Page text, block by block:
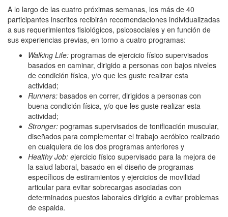
A lo largo de las cuatro próximas semanas, los más de 40
participantes inscritos recibirán recomendaciones individualizadas
a sus requerimientos fisiológicos, psicosociales y en función de
sus experiencias previas, en torno a cuatro programas:
Walking Life: programas de ejercicio físico supervisados
basados en caminar, dirigido a personas con bajos niveles
de condición física, y/o que les guste realizar esta
actividad;
Runners: basados en correr, dirigidos a personas con
buena condición física, y/o que les guste realizar esta
actividad;
Stronger: pogramas supervisados de tonificación muscular,
diseñados para complementar el trabajo aeróbico realizado
en cualquiera de los dos programas anteriores y
Healthy Job: ejercicio físico supervisado para la mejora de
la salud laboral, basado en el diseño de programas
específicos de estiramientos y ejercicios de movilidad
articular para evitar sobrecargas asociadas con
determinados puestos laborales dirigido a evitar problemas
de espalda.